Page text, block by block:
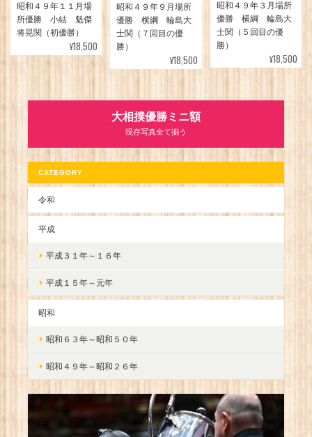
昭和４９年１１月場
所優勝 小結 魁傑
将晃関（初優勝）
¥18,500
昭和４９年９月場所
優勝 横綱 輪島大
士関（７回目の優
勝）
¥18,500
昭和４９年３月場所
優勝 横綱 輪島大
士関（５回目の優
勝）
¥18,500
大相撲優勝ミニ額
現存写真全て揃う
CATEGORY
令和
平成
平成３１年～１６年
平成１５年～元年
昭和
昭和６３年～昭和５０年
昭和４９年～昭和２６年